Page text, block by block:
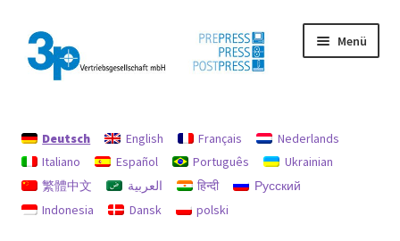
Zur
Navigation
springen
Zum
Inhalt
springen
Menü
Datenschutz
Gebrauchtmaschinen
Deutsch English Français
Nederlands
Italiano
Español Português
Ukrainian
繁體中文
العربية हिन्दी
Русский
Indonesia
Dansk polski